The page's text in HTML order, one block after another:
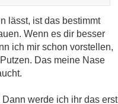
lässt, ist das bestimmt
Wenn es dir besser
ich mir schon vorstellen,
Das meine Nase
werde ich ihr das erst